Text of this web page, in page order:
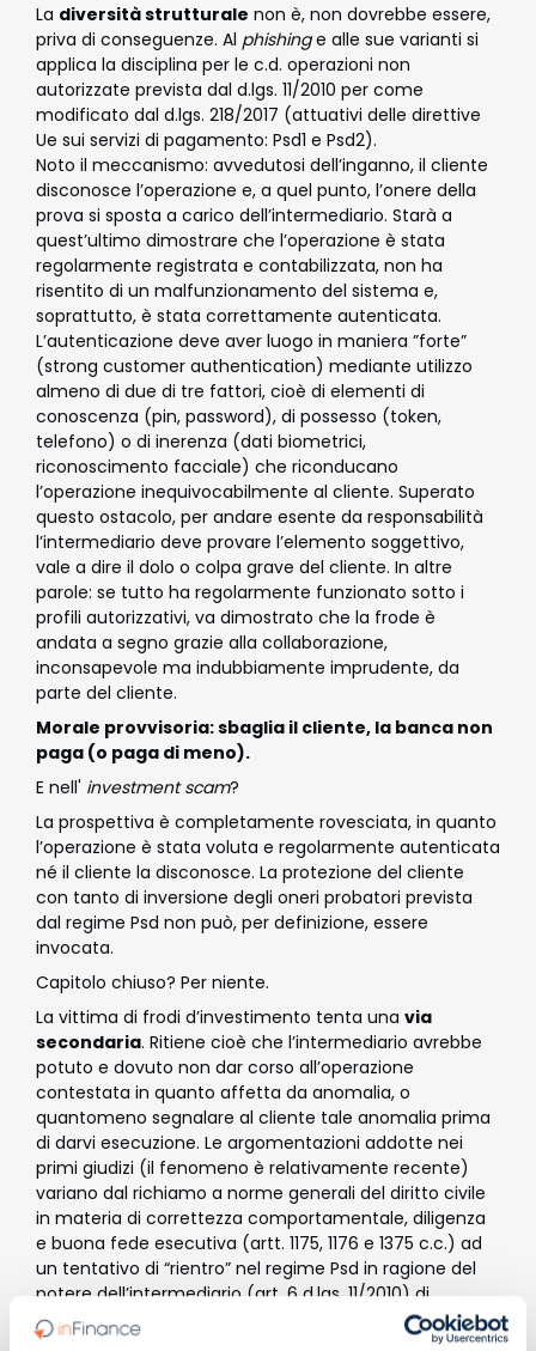
La diversità strutturale non è, non dovrebbe essere,
priva di conseguenze. Al phishinge alle sue varianti si
applica la disciplina per le c.d. operazioni non
autorizzate prevista dal d.lgs. 11/2010 per come
modificato dal d.lgs. 218/2017 (attuativi delle direttive
Ue sui servizi di pagamento: Psd1 e Psd2).
Noto il meccanismo: avvedutosi dell’inganno, il cliente
disconosce l’operazione e, a quel punto, l’onere della
prova si sposta a carico dell’intermediario. Starà a
quest’ultimo dimostrare che l’operazione è stata
regolarmente registrata e contabilizzata, non ha
risentito di un malfunzionamento del sistema e,
soprattutto, è stata correttamente autenticata.
L’autenticazione deve aver luogo in maniera ”forte”
(strong customer authentication) mediante utilizzo
almeno di due di tre fattori, cioè di elementi di
conoscenza (pin, password), di possesso (token,
telefono) o di inerenza (dati biometrici,
riconoscimento facciale) che riconducano
l’operazione inequivocabilmente al cliente. Superato
questo ostacolo, per andare esente da responsabilità
l’intermediario deve provare l’elemento soggettivo,
vale a dire il dolo o colpa grave del cliente. In altre
parole: se tutto ha regolarmente funzionato sotto i
profili autorizzativi, va dimostrato che la frode è
andata a segno grazie alla collaborazione,
inconsapevole ma indubbiamente imprudente, da
parte del cliente.
Morale provvisoria: sbaglia il cliente, la banca non
paga (o paga di meno).
E nell' investment scam?
La prospettiva è completamente rovesciata, in quanto
l’operazione è stata voluta e regolarmente autenticata
né il cliente la disconosce. La protezione del cliente
con tanto di inversione degli oneri probatori prevista
dal regime Psd non può, per definizione, essere
invocata.
Capitolo chiuso? Per niente.
La vittima di frodi d’investimento tenta una via
secondaria. Ritiene cioè che l’intermediario avrebbe
potuto e dovuto non dar corso all’operazione
contestata in quanto affetta da anomalia, o
quantomeno segnalare al cliente tale anomalia prima
di darvi esecuzione. Le argomentazioni addotte nei
primi giudizi (il fenomeno è relativamente recente)
variano dal richiamo a norme generali del diritto civile
in materia di correttezza comportamentale, diligenza
e buona fede esecutiva (artt. 1175, 1176 e 1375 c.c.) ad
un tentativo di “rientro” nel regime Psd in ragione del
potere dell’intermediario (art. 6 d.lgs. 11/2010) di
bloccare l’esecuzione di operazioni per sospetto di
frode, sino ad affermazioni “di sistema”, per le quali